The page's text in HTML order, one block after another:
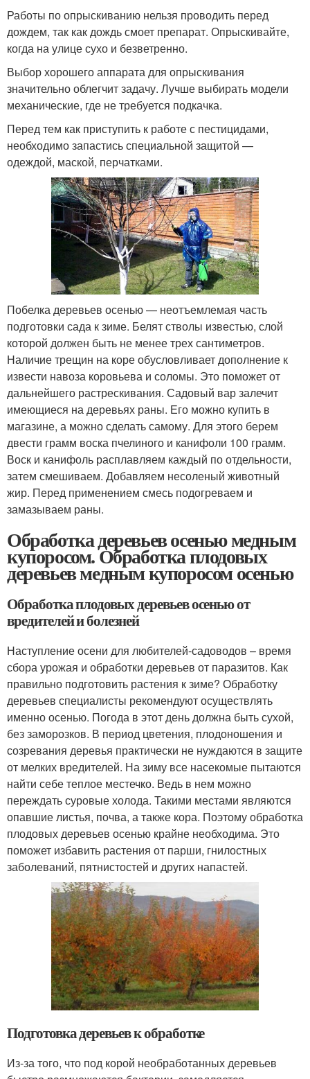
Работы по опрыскиванию нельзя проводить перед
дождем, так как дождь смоет препарат. Опрыскивайте,
когда на улице сухо и безветренно.
Выбор хорошего аппарата для опрыскивания
значительно облегчит задачу. Лучше выбирать модели
механические, где не требуется подкачка.
Перед тем как приступить к работе с пестицидами,
необходимо запастись специальной защитой —
одеждой, маской, перчатками.
Побелка деревьев осенью — неотъемлемая часть
подготовки сада к зиме. Белят стволы известью, слой
которой должен быть не менее трех сантиметров.
Наличие трещин на коре обусловливает дополнение к
извести навоза коровьева и соломы. Это поможет от
дальнейшего растрескивания. Садовый вар залечит
имеющиеся на деревьях раны. Его можно купить в
магазине, а можно сделать самому. Для этого берем
двести грамм воска пчелиного и канифоли 100 грамм.
Воск и канифоль расплавляем каждый по отдельности,
затем смешиваем. Добавляем несоленый животный
жир. Перед применением смесь подогреваем и
замазываем раны.
Обработка деревьев осенью медным
купоросом. Обработка плодовых
деревьев медным купоросом осенью
Обработка плодовых деревьев осенью от
вредителей и болезней
Наступление осени для любителей-садоводов – время
сбора урожая и обработки деревьев от паразитов. Как
правильно подготовить растения к зиме? Обработку
деревьев специалисты рекомендуют осуществлять
именно осенью. Погода в этот день должна быть сухой,
без заморозков. В период цветения, плодоношения и
созревания деревья практически не нуждаются в защите
от мелких вредителей. На зиму все насекомые пытаются
найти себе теплое местечко. Ведь в нем можно
переждать суровые холода. Такими местами являются
опавшие листья, почва, а также кора. Поэтому обработка
плодовых деревьев осенью крайне необходима. Это
поможет избавить растения от парши, гнилостных
заболеваний, пятнистостей и других напастей.
Подготовка деревьев к обработке
Из-за того, что под корой необработанных деревьев